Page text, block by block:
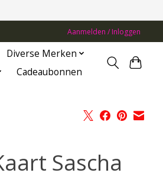
Aanmelden / Inloggen
Diverse Merken
Cadeaubonnen
Sascha